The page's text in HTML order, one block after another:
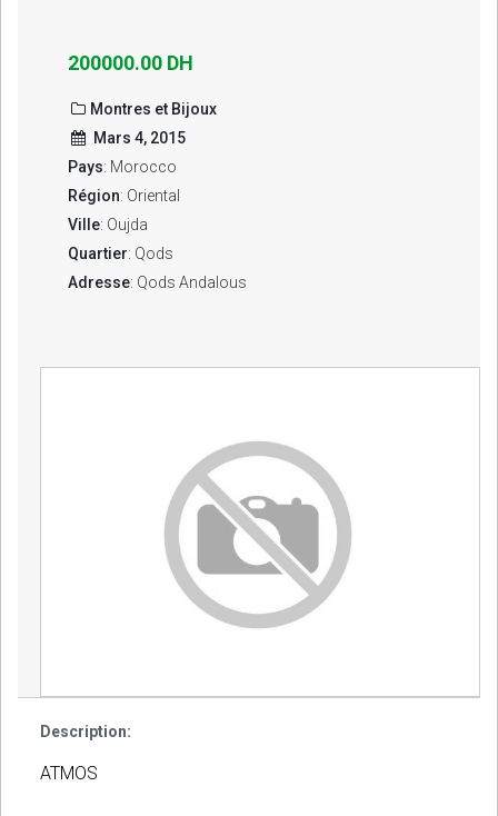
200000.00 DH
Montres et Bijoux
Mars 4, 2015
Pays: Morocco
Région: Oriental
Ville: Oujda
Quartier: Qods
Adresse: Qods Andalous
Description:
ATMOS